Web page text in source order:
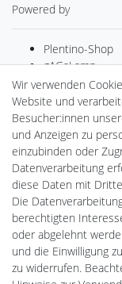
Powered by
Plentino-Shop
gAGaLamp
MeinUSB
PlentiSolar
Gebrauchtlicht
Ledkauf
DEYESOLAR
Lightech
CardanLight
FORTIMO LEDs
Cardanlight-
Wallbox24
Wir verwenden
Website und
Besucher:innen
und Anzeigen zu
einzubinden oder
Datenverarbeitung
diese Daten mit
Die
berechtigten
oder abgelehnt
und die Einwilligung
zu widerrufen.